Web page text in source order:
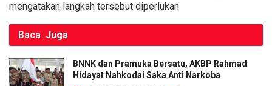
mengatakan langkah tersebut diperlukan
Baca Juga
BNNK dan Pramuka Bersatu, AKBP Rahmad
Hidayat Nahkodai Saka Anti Narkoba